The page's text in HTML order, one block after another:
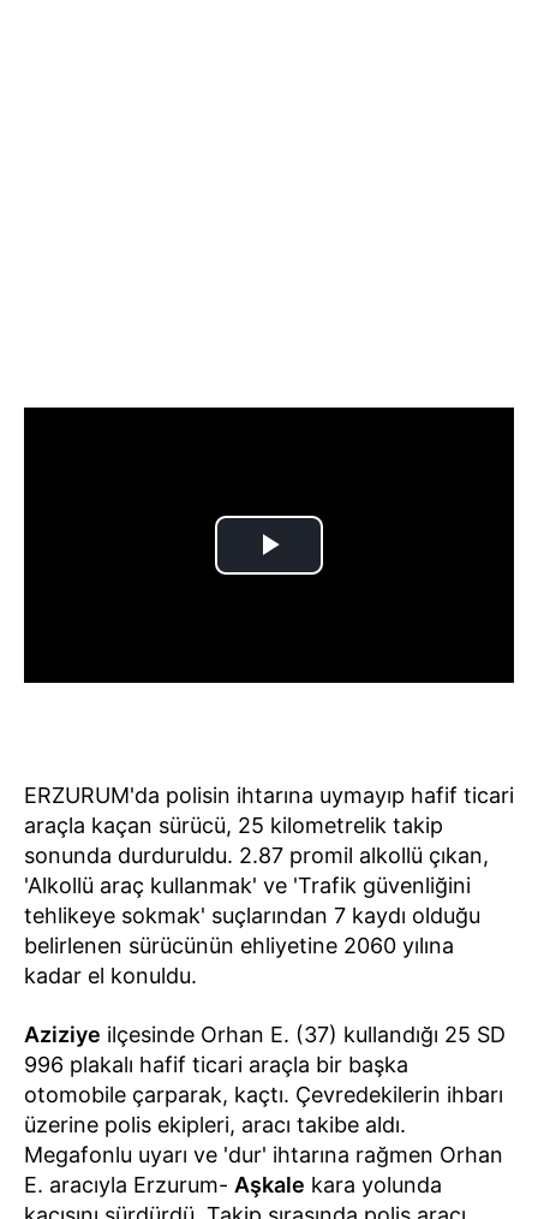
ERZURUM'da polisin ihtarına uymayıp hafif ticari
araçla kaçan sürücü, 25 kilometrelik takip
sonunda durduruldu. 2.87 promil alkollü çıkan,
'Alkollü araç kullanmak' ve 'Trafik güvenliğini
tehlikeye sokmak' suçlarından 7 kaydı olduğu
belirlenen sürücünün ehliyetine 2060 yılına
kadar el konuldu.
Aziziye ilçesinde Orhan E. (37) kullandığı 25 SD
996 plakalı hafif ticari araçla bir başka
otomobile çarparak, kaçtı. Çevredekilerin ihbarı
üzerine polis ekipleri, aracı takibe aldı.
Megafonlu uyarı ve 'dur' ihtarına rağmen Orhan
E. aracıyla Erzurum- Aşkale kara yolunda